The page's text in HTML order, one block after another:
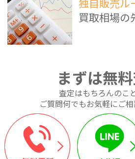
独自販売ル
買取相場の
まずは無
査定はもちろんのこ
ご質問何でもお気軽にご相